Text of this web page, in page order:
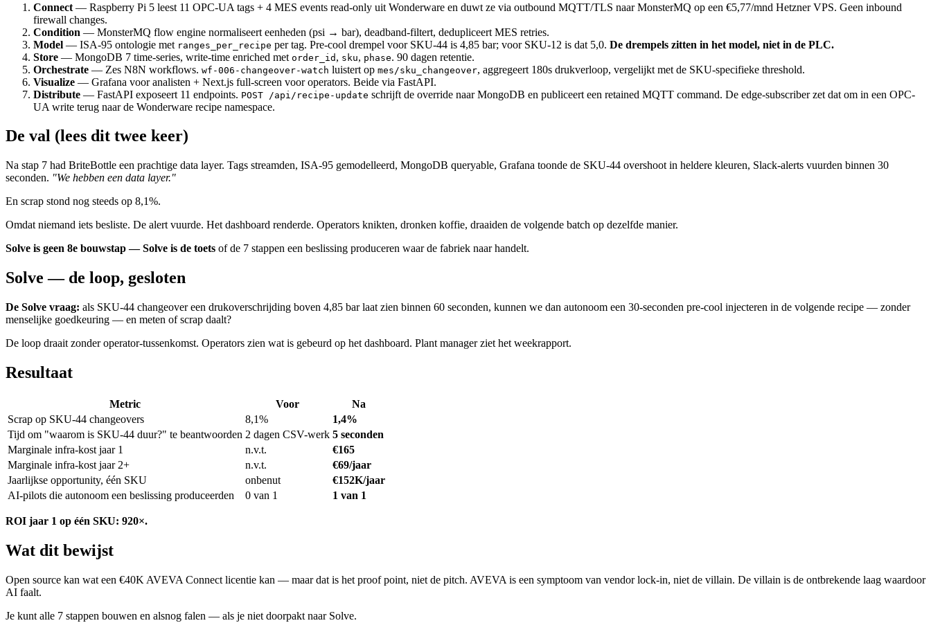
Connect — Raspberry Pi 5 leest 11 OPC-UA tags + 4 MES events read-only uit Wonderware en duwt ze via outbound MQTT/TLS naar MonsterMQ op een €5,77/mnd Hetzner VPS. Geen inbound
firewall changes.
Condition — MonsterMQ flow engine normaliseert eenheden (psi → bar), deadband-filtert, dedupliceert MES retries.
Model — ISA-95 ontologie met ranges_per_recipe per tag. Pre-cool drempel voor SKU-44 is 4,85 bar; voor SKU-12 is dat 5,0. De drempels zitten in het model, niet in de PLC.
Store — MongoDB 7 time-series, write-time enriched met order_id , sku, phase. 90 dagen retentie.
Orchestrate — Zes N8N workflows. wf-006-changeover-watch luistert op mes/sku_changeover, aggregeert 180s drukverloop, vergelijkt met de SKU-specifieke threshold.
Visualize — Grafana voor analisten + Next.js full-screen voor operators. Beide via FastAPI.
Distribute — FastAPI exposeert 11 endpoints. POST /api/recipe-update schrijft de override naar MongoDB en publiceert een retained MQTT command. De edge-subscriber zet dat om in een OPC-
UA write terug naar de Wonderware recipe namespace.
De val (lees dit twee keer)
Na stap 7 had BriteBottle een prachtige data layer. Tags streamden, ISA-95 gemodelleerd, MongoDB queryable, Grafana toonde de SKU-44 overshoot in heldere kleuren, Slack-alerts vuurden binnen 30
seconden. "We hebben een data layer."
En scrap stond nog steeds op 8,1%.
Omdat niemand iets besliste. De alert vuurde. Het dashboard renderde. Operators knikten, dronken koffie, draaiden de volgende batch op dezelfde manier.
Solve is geen 8e bouwstap — Solve is de toets of de 7 stappen een beslissing produceren waar de fabriek naar handelt.
Solve — de loop, gesloten
De Solve vraag: als SKU-44 changeover een drukoverschrijding boven 4,85 bar laat zien binnen 60 seconden, kunnen we dan autonoom een 30-seconden pre-cool injecteren in de volgende recipe — zonder
menselijke goedkeuring — en meten of scrap daalt?
De loop draait zonder operator-tussenkomst. Operators zien wat is gebeurd op het dashboard. Plant manager ziet het weekrapport.
Resultaat
Metric Voor
Na
Scrap op SKU-44 changeovers
8,1%
1,4%
Tijd om "waarom is SKU-44 duur?" te beantwoorden 2 dagen CSV-werk 5 seconden
Marginale infra-kost jaar 1
n.v.t.
€165
Marginale infra-kost jaar 2+
n.v.t.
€69/jaar
Jaarlijkse opportunity, één SKU
onbenut
€152K/jaar
AI-pilots die autonoom een beslissing produceerden
0 van 1 1 van 1
ROI jaar 1 op één SKU: 920×.
Wat dit bewijst
Open source kan wat een €40K AVEVA Connect licentie kan — maar dat is het proof point, niet de pitch. AVEVA is een symptoom van vendor lock-in, niet de villain. De villain is de ontbrekende laag waardoor
AI faalt.
Je kunt alle 7 stappen bouwen en alsnog falen — als je niet doorpakt naar Solve.